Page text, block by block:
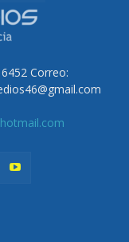
Correo: